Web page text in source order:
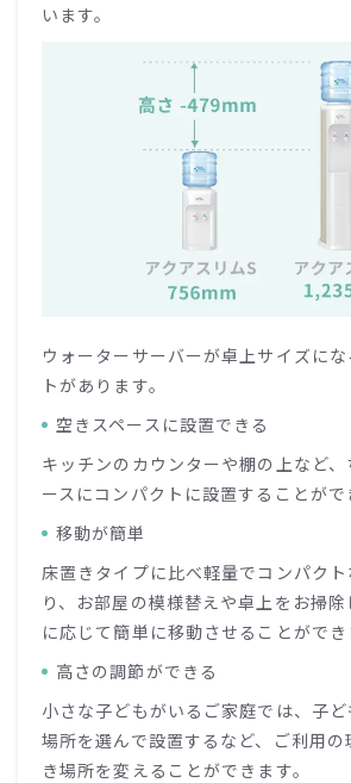
います。
ウォーターサーバーが卓上サイズに
トがあります。
空きスペースに設置できる
キッチンのカウンターや棚の上など
ースにコンパクトに設置することがで
移動が簡単
床置きタイプに比べ軽量でコンパク
り、お部屋の模様替えや卓上をお掃
に応じて簡単に移動させることができ
高さの調節ができる
小さな子どもがいるご家庭では、子
場所を選んで設置するなど、ご利用
き場所を変えることができます。